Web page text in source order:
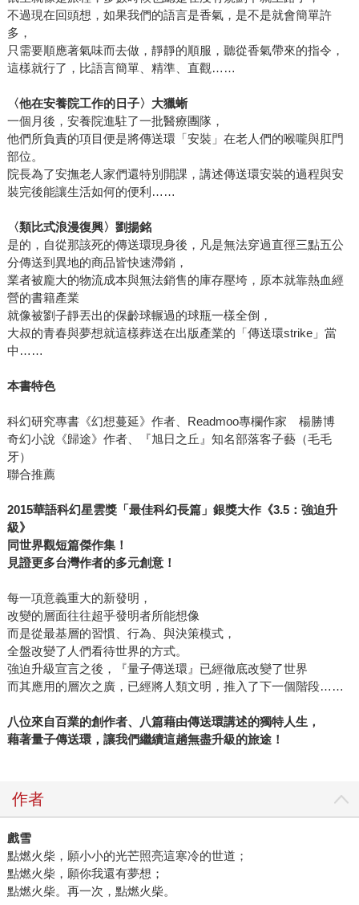
不過現在回頭想，如果我們的語言是香氣，是不是就會簡單許
多，
只需要順應著氣味而去做，靜靜的順服，聽從香氣帶來的指令，
這樣就行了，比語言簡單、精準、直觀……
〈他在安養院工作的日子〉大獵蜥
一個月後，安養院進駐了一批醫療團隊，
他們所負責的項目便是將傳送環「安裝」在老人們的喉嚨與肛門
部位。
院長為了安撫老人家們還特別開課，講述傳送環安裝的過程與安
裝完後能讓生活如何的便利……
〈類比式浪漫復興〉劉揚銘
是的，自從那該死的傳送環現身後，凡是無法穿過直徑三點五公
分傳送到異地的商品皆快速滯銷，
業者被龐大的物流成本與無法銷售的庫存壓垮，原本就靠熱血經
營的書籍產業
就像被劉子靜丟出的保齡球輾過的球瓶一樣全倒，
大叔的青春與夢想就這樣葬送在出版產業的「傳送環strike」當
中……
本書特色
科幻研究專書《幻想蔓延》作者、Readmoo專欄作家 楊勝博
奇幻小說《歸途》作者、『旭日之丘』知名部落客子藝（毛毛
牙）
聯合推薦
2015華語科幻星雲獎「最佳科幻長篇」銀獎大作《3.5：強迫升
級》
同世界觀短篇傑作集！
見證更多台灣作者的多元創意！
每一項意義重大的新發明，
改變的層面往往超乎發明者所能想像
而是從最基層的習慣、行為、與決策模式，
全盤改變了人們看待世界的方式。
強迫升級宣言之後，『量子傳送環』已經徹底改變了世界
而其應用的層次之廣，已經將人類文明，推入了下一個階段……
八位來自百業的創作者、八篇藉由傳送環講述的獨特人生，
藉著量子傳送環，讓我們繼續這趟無盡升級的旅途！
作者
戲雪
點燃火柴，願小小的光芒照亮這寒冷的世道；
點燃火柴，願你我還有夢想；
點燃火柴。再一次，點燃火柴。